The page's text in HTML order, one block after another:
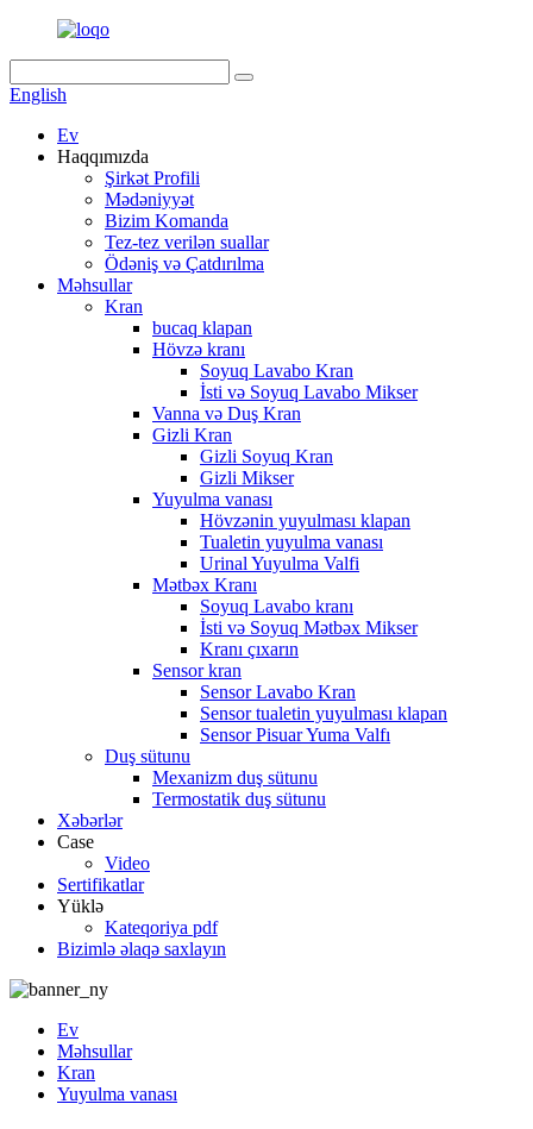
English
Ev
Haqqımızda
Şirkət Profili
Mədəniyyət
Bizim Komanda
Tez-tez verilən suallar
Ödəniş və Çatdırılma
Məhsullar
Kran
bucaq klapan
Hövzə kranı
Soyuq Lavabo Kran
İsti və Soyuq Lavabo Mikser
Vanna və Duş Kran
Gizli Kran
Gizli Soyuq Kran
Gizli Mikser
Yuyulma vanası
Hövzənin yuyulması klapan
Tualetin yuyulma vanası
Urinal Yuyulma Valfi
Mətbəx Kranı
Soyuq Lavabo kranı
İsti və Soyuq Mətbəx Mikser
Kranı çıxarın
Sensor kran
Sensor Lavabo Kran
Sensor tualetin yuyulması klapan
Sensor Pisuar Yuma Valfı
Duş sütunu
Mexanizm duş sütunu
Termostatik duş sütunu
Xəbərlər
Case
Video
Sertifikatlar
Yüklə
Kateqoriya pdf
Bizimlə əlaqə saxlayın
Ev
Məhsullar
Kran
Yuyulma vanası